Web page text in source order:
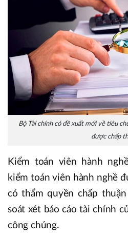
Bộ Tài chính có đề xuất mới về tiêu
được chấp
Kiểm toán viên hành
kiểm toán viên hành nghề
có thẩm quyền chấp
soát xét báo cáo tài chính
công chúng.